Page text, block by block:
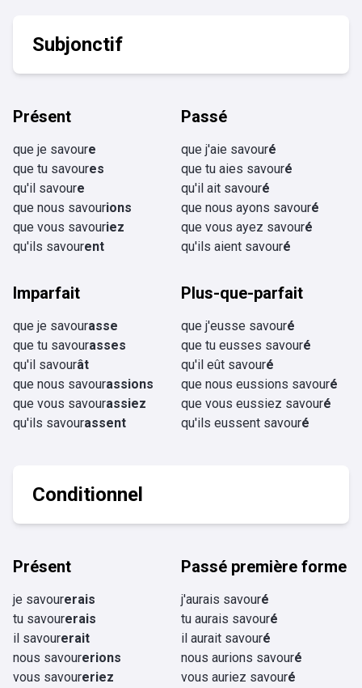
Subjonctif
Présent
que je savoure
que tu savoures
qu'il savoure
que nous savourions
que vous savouriez
qu'ils savourent
Passé
que j'aie savouré
que tu aies savouré
qu'il ait savouré
que nous ayons savouré
que vous ayez savouré
qu'ils aient savouré
Imparfait
que je savourasse
que tu savourasses
qu'il savourât
que nous savourassions
que vous savourassiez
qu'ils savourassent
Plus-que-parfait
que j'eusse savouré
que tu eusses savouré
qu'il eût savouré
que nous eussions savouré
que vous eussiez savouré
qu'ils eussent savouré
Conditionnel
Présent
je savourerais
tu savourerais
il savourerait
nous savourerions
vous savoureriez
Passé première forme
j'aurais savouré
tu aurais savouré
il aurait savouré
nous aurions savouré
vous auriez savouré